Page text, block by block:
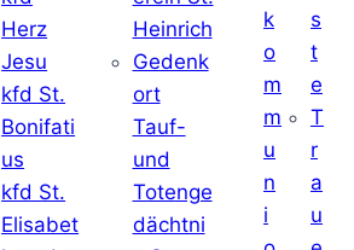
Herz
Jesu
kfd St.
Bonifati
us
kfd St.
Elisabet
Heinrich
Gedenk
ort
Tauf-
und
Totenge
dächtni
k
o
m
m
u
n
i
s
t
e
T
r
a
u